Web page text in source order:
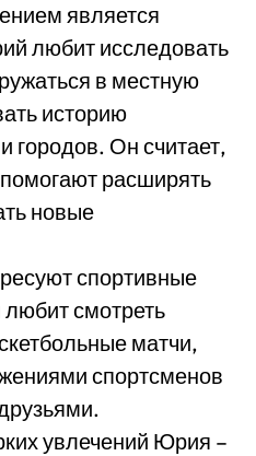
является
любит исследовать
в местную
историю
городов. Он считает,
расширять
новые
спортивные
смотреть
матчи,
спортсменов
увлечений Юрия –